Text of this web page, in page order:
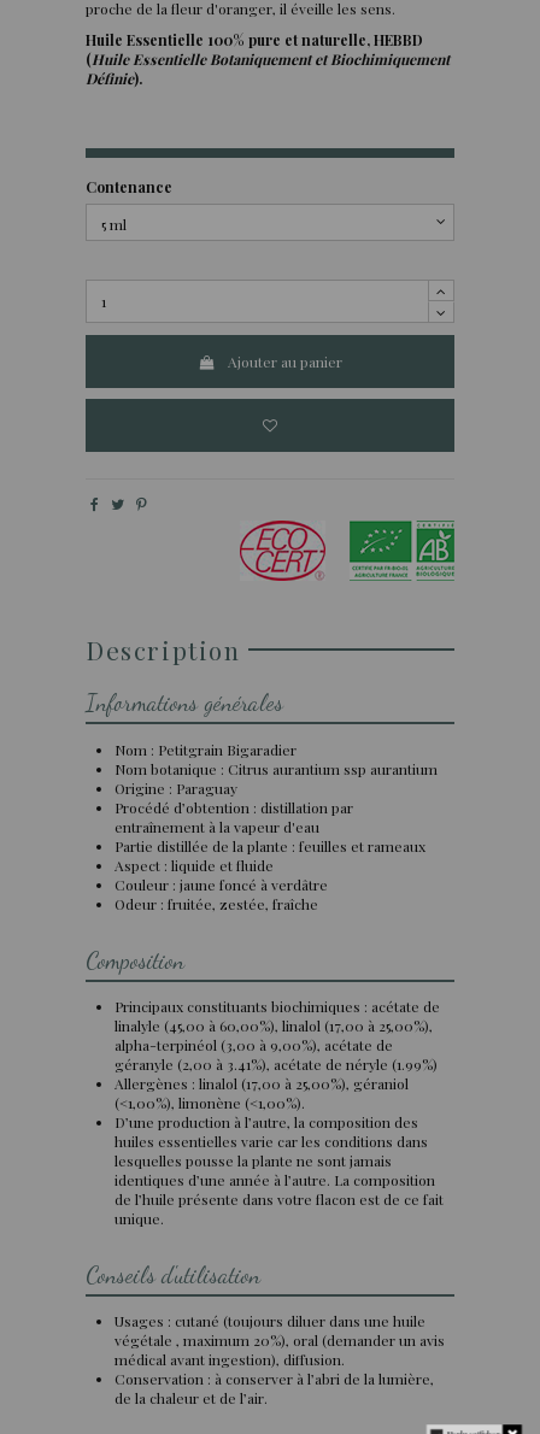
proche de la fleur d'oranger, il éveille les sens.
Huile Essentielle 100% pure et naturelle, HEBBD
(Huile Essentielle Botaniquement et Biochimiquement
Définie).
Contenance
Ajouter au panier
Description
Informations générales
Nom : Petitgrain Bigaradier
Nom botanique : Citrus aurantium ssp aurantium
Origine : Paraguay
Procédé d’obtention : distillation par
entraînement à la vapeur d'eau
Partie distillée de la plante : feuilles et rameaux
Aspect : liquide et fluide
Couleur : jaune foncé à verdâtre
Odeur : fruitée, zestée, fraîche
Composition
Principaux constituants biochimiques : acétate de
linalyle (45,00 à 60,00%), linalol (17,00 à 25,00%),
alpha-terpinéol (3,00 à 9,00%), acétate de
géranyle (2,00 à 3.41%), acétate de néryle (1.99%)
Allergènes : linalol (17,00 à 25,00%), géraniol
(<1,00%), limonène (<1,00%).
D’une production à l’autre, la composition des
huiles essentielles varie car les conditions dans
lesquelles pousse la plante ne sont jamais
identiques d’une année à l’autre. La composition
de l’huile présente dans votre flacon est de ce fait
unique.
Conseils d'utilisation
Usages : cutané (toujours diluer dans une huile
végétale , maximum 20%), oral (demander un avis
médical avant ingestion), diffusion.
Conservation : à conserver à l’abri de la lumière,
de la chaleur et de l’air.